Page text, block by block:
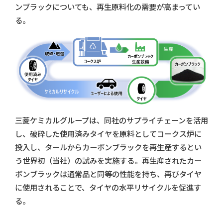
ンブラックについても、再生原料化の需要が高まってい
る。
三菱ケミカルグループは、同社のサプライチェーンを活用
し、破砕した使用済みタイヤを原料としてコークス炉に
投入し、タールからカーボンブラックを再生産するとい
う世界初（当社）の試みを実施する。再生産されたカー
ボンブラックは通常品と同等の性能を持ち、再びタイヤ
に使用されることで、タイヤの水平リサイクルを促進す
る。